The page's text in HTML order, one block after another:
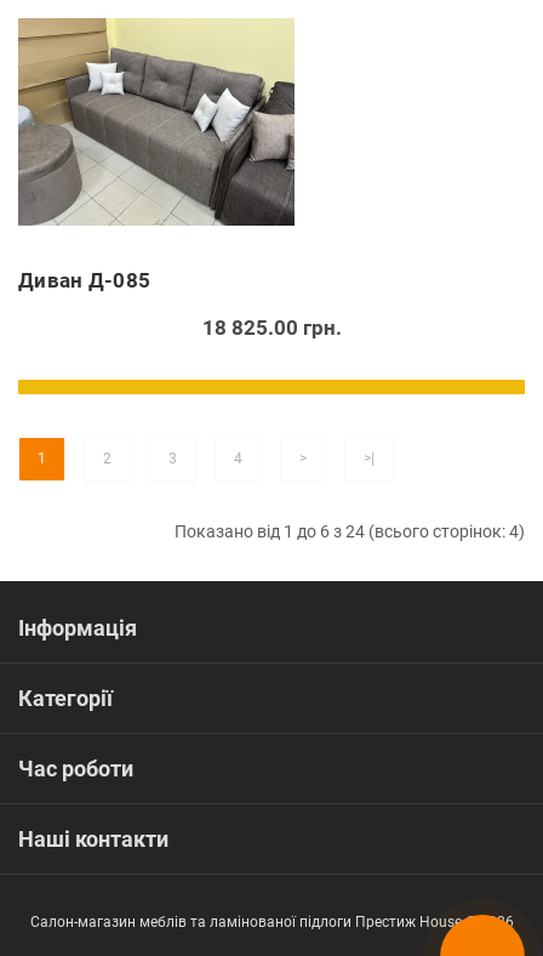
Диван Д-085
18 825.00 грн.
1 2 3 4 > >|
Показано від 1 до 6 з 24 (всього сторінок: 4)
Інформація
Категорії
Час роботи
Наші контакти
Салон-магазин меблів та ламінованої підлоги Престиж House © 2026